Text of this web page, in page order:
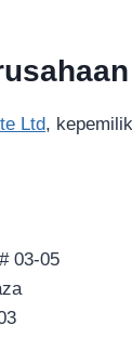
Ltd,
03-05